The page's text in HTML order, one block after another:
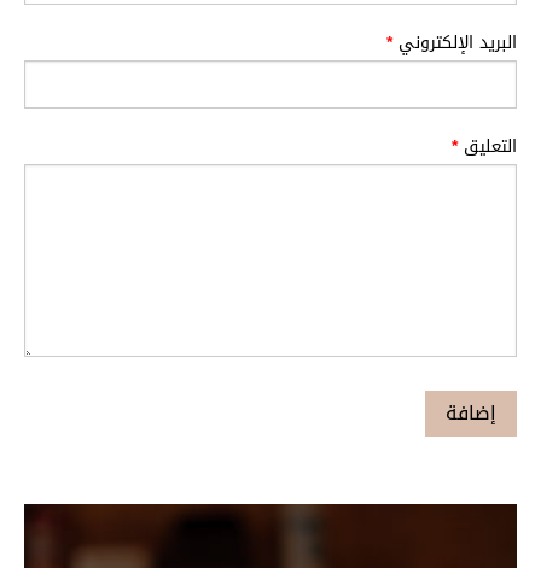
البريد الإلكتروني*
التعليق*